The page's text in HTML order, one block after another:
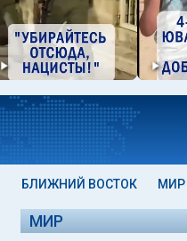
БЛИЖНИЙ ВОСТОК МИР
МИР